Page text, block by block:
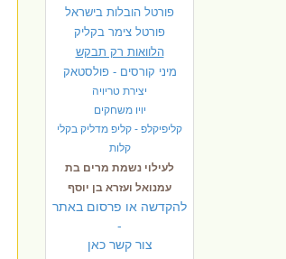
פורטל הובלות בישראל
פורטל צימר בקליק
הלוואות רק תבקש
מיני קורסים - פולסטאק
יצירת טריויה
יויו משחקים
קליפיקלפ - קליפ מדליק בקלי
קלות
לעילוי נשמת מרים בת
עמנואל ועזרא בן יוסף
להקדשה או פרסום באתר
-
צור קשר כאן